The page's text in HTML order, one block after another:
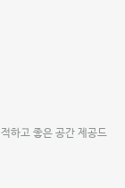
하고 좋은 공간 제공드